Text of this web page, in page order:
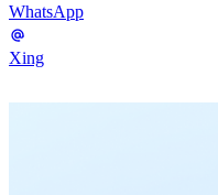
WhatsApp
Xing